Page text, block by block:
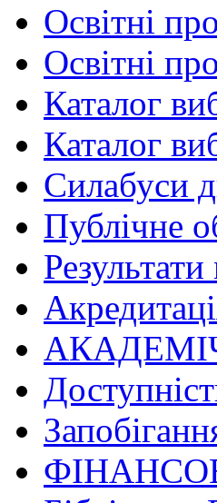
Освітні
Освітні
Каталог
Каталог
Силабуси
Публічне